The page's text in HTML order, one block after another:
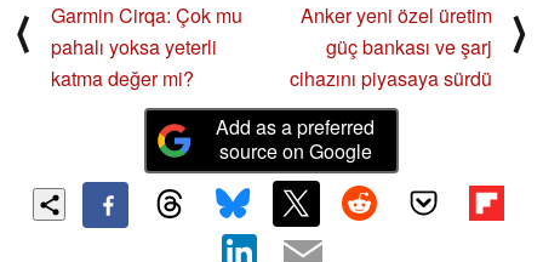
⟨
Garmin Cirqa: Çok mu
pahalı yoksa yeterli
katma değer mi?
Anker yeni özel üretim
güç bankası ve şarj
cihazını piyasaya sürdü
⟩
Add as a preferred
source on Google